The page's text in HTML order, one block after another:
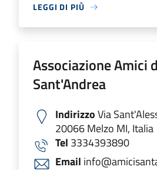
LEGGI DI PIÙ
Associazione Amici
Sant'Andrea
IndirizzoVia
20066 Melzo MI, Italia
Tel 3334393890
Email